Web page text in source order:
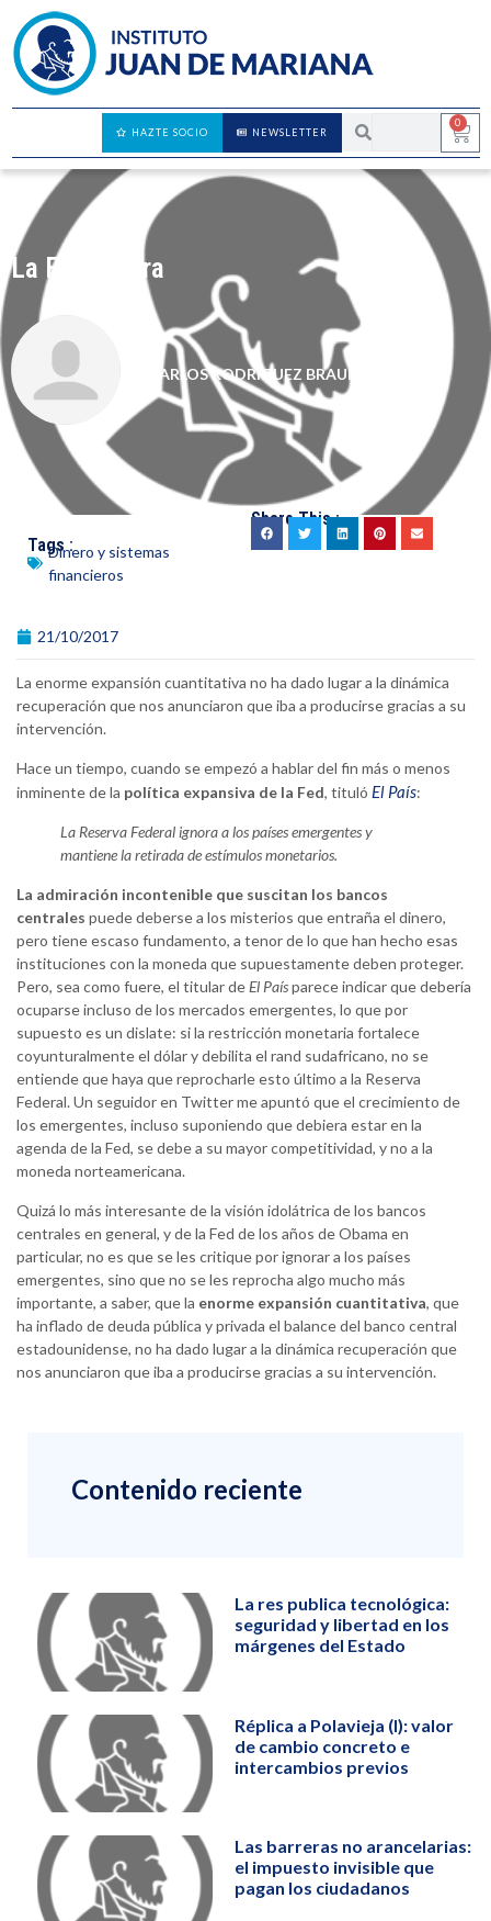
0
NEWSLETTER
HAZTE SOCIO
La Fed ignora
CARLOS RODRÍGUEZ BRAUN
Tags :Dinero y sistemas
financieros
Share This :
21/10/2017
La enorme expansión cuantitativa no ha dado lugar a la dinámica
recuperación que nos anunciaron que iba a producirse gracias a su
intervención.
Hace un tiempo, cuando se empezó a hablar del fin más o menos
inminente de la política expansiva de la Fed, tituló El País:
La Reserva Federal ignora a los países emergentes y
mantiene la retirada de estímulos monetarios.
La admiración incontenible que suscitan los bancos
centrales puede deberse a los misterios que entraña el dinero,
pero tiene escaso fundamento, a tenor de lo que han hecho esas
instituciones con la moneda que supuestamente deben proteger.
Pero, sea como fuere, el titular deEl Paísparece indicar que debería
ocuparse incluso de los mercados emergentes, lo que por
supuesto es un dislate: si la restricción monetaria fortalece
coyunturalmente el dólar y debilita el rand sudafricano, no se
entiende que haya que reprocharle esto último a la Reserva
Federal. Un seguidor en Twitter me apuntó que el crecimiento de
los emergentes, incluso suponiendo que debiera estar en la
agenda de la Fed, se debe a su mayor competitividad, y no a la
moneda norteamericana.
Quizá lo más interesante de la visión idolátrica de los bancos
centrales en general, y de la Fed de los años de Obama en
particular, no es que se les critique por ignorar a los países
emergentes, sino que no se les reprocha algo mucho más
importante, a saber, que la enorme expansión cuantitativa, que
ha inflado de deuda pública y privada el balance del banco central
estadounidense, no ha dado lugar a la dinámica recuperación que
nos anunciaron que iba a producirse gracias a su intervención.
Contenido reciente
La res publica tecnológica:
seguridad y libertad en los
márgenes del Estado
Réplica a Polavieja (I): valor
de cambio concreto e
intercambios previos
Las barreras no arancelarias:
el impuesto invisible que
pagan los ciudadanos